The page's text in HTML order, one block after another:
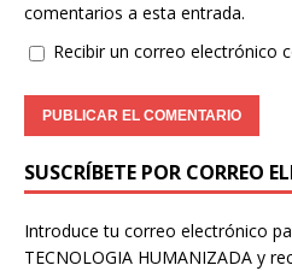
comentarios a esta entrada.
Recibir un correo electrónico
SUSCRÍBETE POR CORREO
Introduce tu correo electrónico
TECNOLOGIA HUMANIZADA y